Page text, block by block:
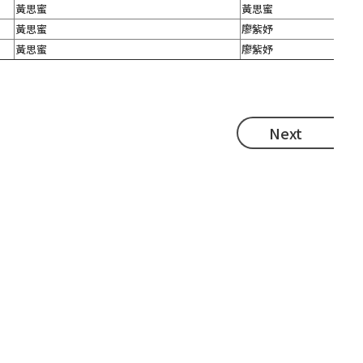
黃思蜜
黃思蜜
黃思蜜
廖紫妤
黃思蜜 廖紫妤
Next